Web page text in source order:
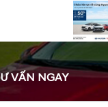
VẤN NGAY